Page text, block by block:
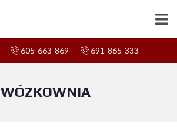
605-663-869 691-865-333
WÓZKOWNIA